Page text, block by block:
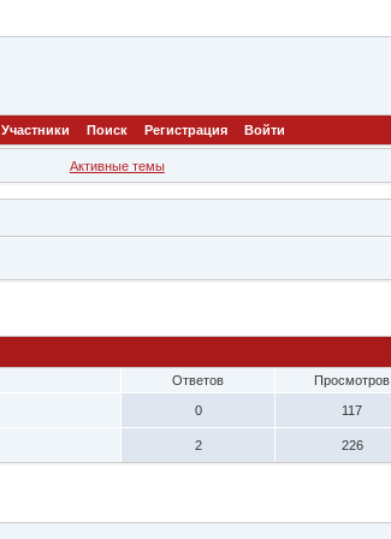
Участники Поиск Регистрация Войти
Активные темы
Ответов Просмотров
0 117
2 226